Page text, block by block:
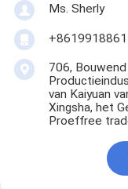
Ms. Sherly
706,
van Kaiyuan
Xingsha, het
Proeffree